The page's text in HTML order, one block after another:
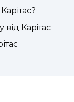
Карітас